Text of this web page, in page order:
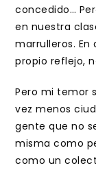
concedido…
en nuestra
marrulleros.
propio reflejo,
Pero mi temor
vez menos
gente que no
misma como
como un